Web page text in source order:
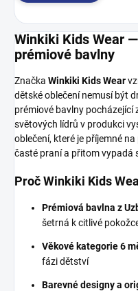
Winkiki Kids Wear
prémiové bavlny
Značka Winkiki Kids Wear
dětské oblečení nemusí být
prémiové bavlny
světových lídrů v produkci
oblečení, které je příjemné
časté praní a přitom vypadá
Proč Winkiki Kids
Prémiová bavlna z
šetrná k citlivé
Věkové kategorie 6
fázi dětství
Barevné designy a